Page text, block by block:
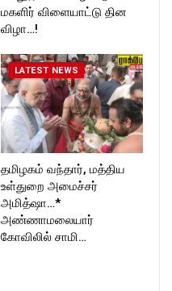
மகளிர் விளையாட்டு தின
விழா…!
LATEST NEWS
தமிழகம் வந்தார், மத்திய
உள்துறை அமைச்சர்
அமித்ஷா…*
அண்ணாமலையார்
கோவிலில் சாமி…